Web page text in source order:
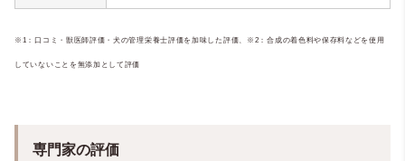
※1：口コミ・獣医師評価・犬の管理栄養士評価を加味した評価、 ※2：合成の着色料や保存料などを使用
していないことを無添加として評価
専門家の評価